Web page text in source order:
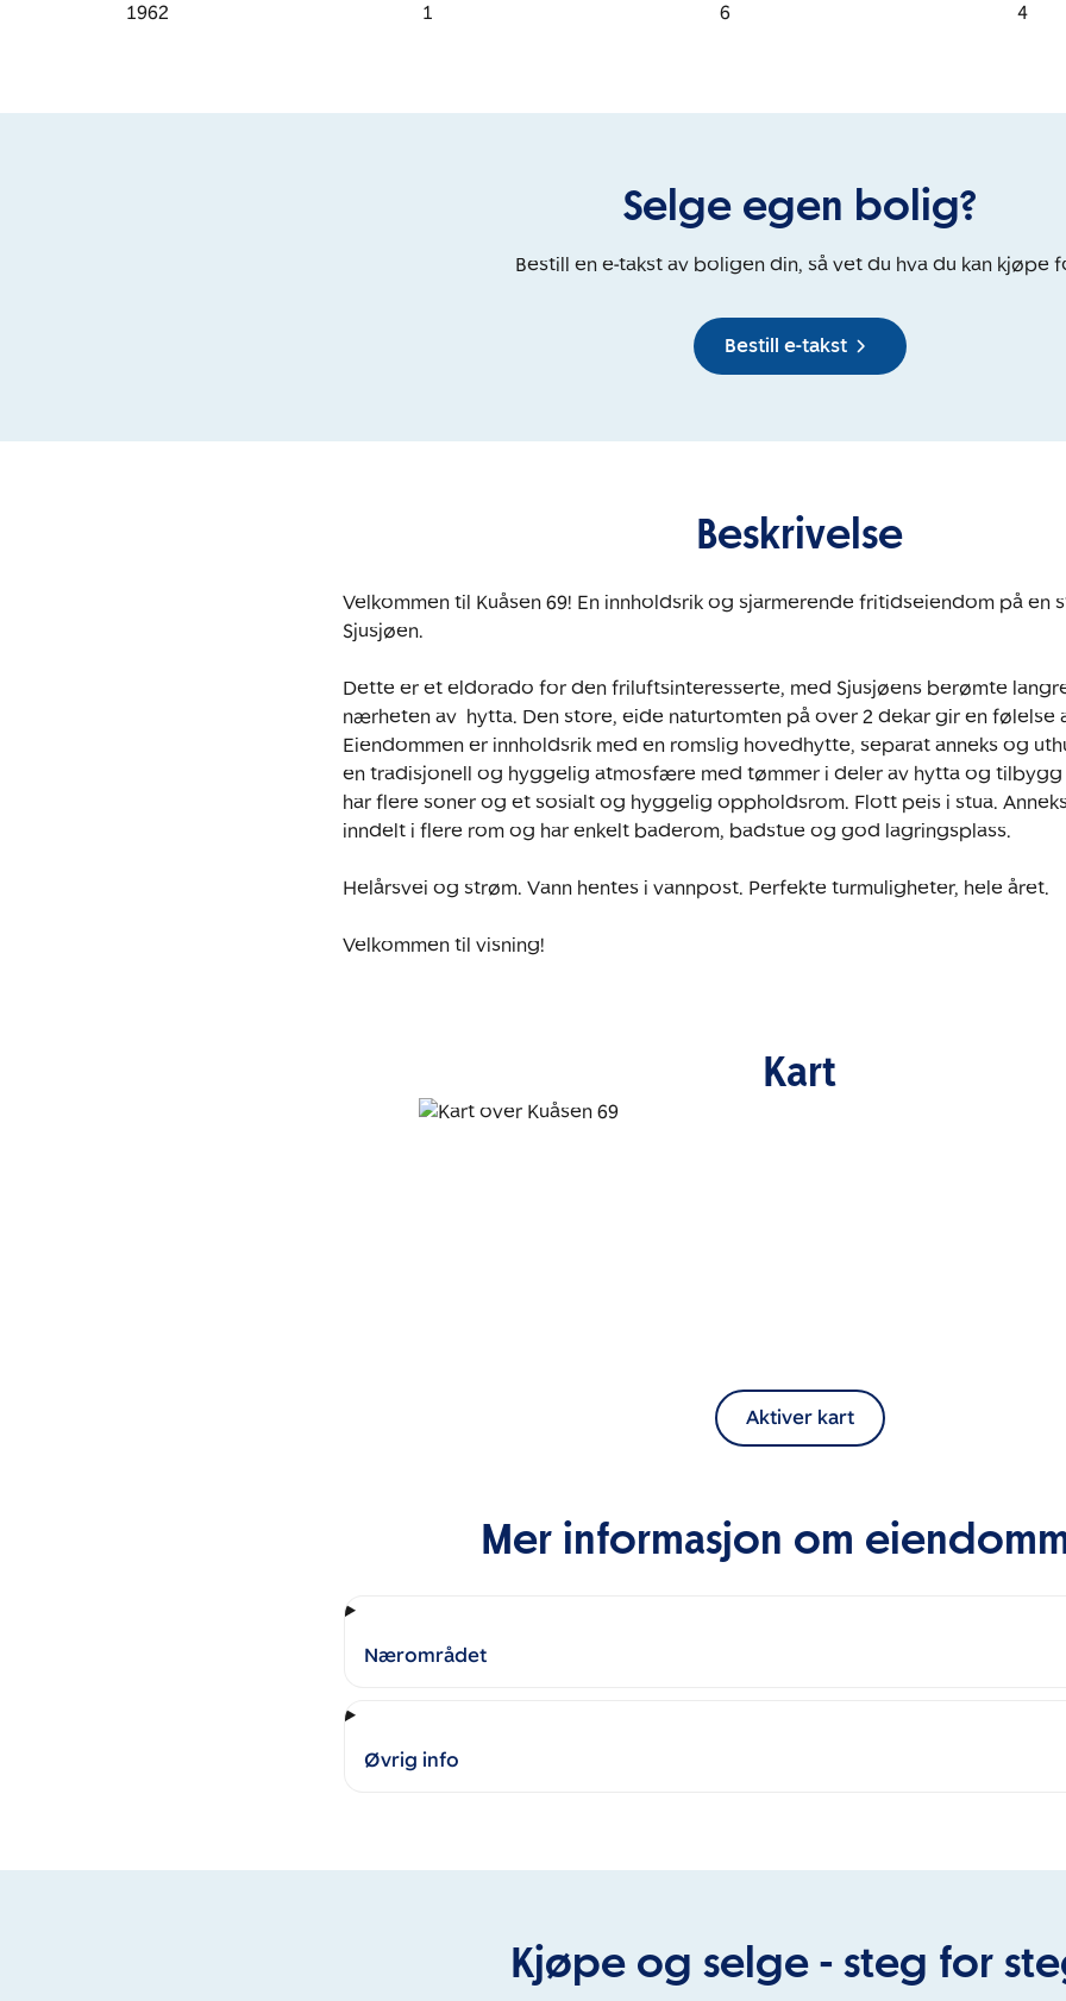
1962 1 6 4
Selge egen bolig?
Bestill en e-takst av boligen din, så vet du hva du kan kjøpe
Bestill e-takst
Beskrivelse
Velkommen til Kuåsen 69! En innholdsrik og sjarmerende fritidseiendom på en
Sjusjøen.
Dette er et eldorado for den friluftsinteresserte, med Sjusjøens berømte
nærheten av  hytta. Den store, eide naturtomten på over 2 dekar gir en følelse
Eiendommen er innholdsrik med en romslig hovedhytte, separat anneks og
en tradisjonell og hyggelig atmosfære med tømmer i deler av hytta og tilbygg
har flere soner og et sosialt og hyggelig oppholdsrom. Flott peis i stua.
inndelt i flere rom og har enkelt baderom, badstue og god lagringsplass.
Helårsvei og strøm. Vann hentes i vannpost. Perfekte turmuligheter, hele året.
Velkommen til visning!
Kart
Aktiver kart
Mer informasjon om
Nærområdet
Øvrig info
Kjøpe og selge - steg for